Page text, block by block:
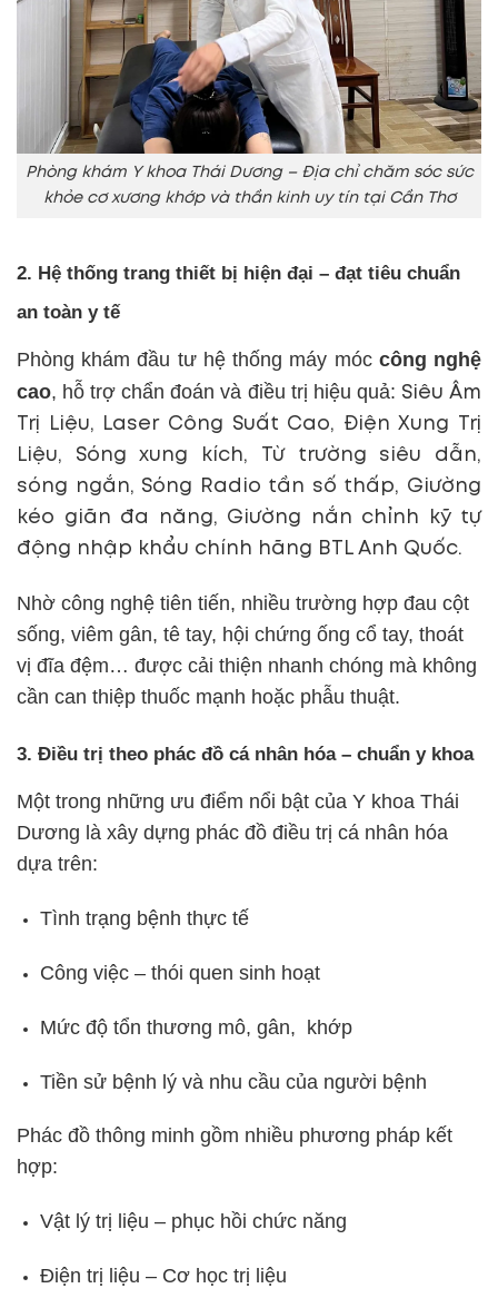
Phòng khám Y khoa Thái Dương – Địa chỉ chăm sóc sức
khỏe cơ xương khớp và thần kinh uy tín tại Cần Thơ
2. Hệ thống trang thiết bị hiện đại – đạt tiêu chuẩn
an toàn y tế
Phòng khám đầu tư hệ thống máy móc công nghệ
cao, hỗ trợ chẩn đoán và điều trị hiệu quả: Siêu Âm
Trị Liệu, Laser Công Suất Cao, Điện Xung Trị
Liệu, Sóng xung kích, Từ trường siêu dẫn,
sóng ngắn, Sóng Radio tần số thấp, Giường
kéo giãn đa năng, Giường nắn chỉnh kỹ tự
động nhập khẩu chính hãng BTL Anh Quốc.
Nhờ công nghệ tiên tiến, nhiều trường hợp đau cột
sống, viêm gân, tê tay, hội chứng ống cổ tay, thoát
vị đĩa đệm… được cải thiện nhanh chóng mà không
cần can thiệp thuốc mạnh hoặc phẫu thuật.
3. Điều trị theo phác đồ cá nhân hóa – chuẩn y khoa
Một trong những ưu điểm nổi bật của Y khoa Thái
Dương là xây dựng phác đồ điều trị cá nhân hóa
dựa trên:
Tình trạng bệnh thực tế
Công việc – thói quen sinh hoạt
Mức độ tổn thương mô, gân, khớp
Tiền sử bệnh lý và nhu cầu của người bệnh
Phác đồ thông minh gồm nhiều phương pháp kết
hợp:
Vật lý trị liệu – phục hồi chức năng
Điện trị liệu – Cơ học trị liệu